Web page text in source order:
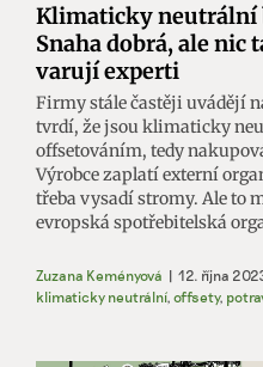
Klimaticky neutrální
Snaha dobrá, ale nic
varují experti
Firmy stále častěji uvádějí
tvrdí, že jsou klimaticky
offsetováním, tedy
Výrobce zaplatí externí
třeba vysadí stromy. Ale to
evropská spotřebitelská
Zuzana Keményová | 12. října
klimaticky neutrální, offsety,